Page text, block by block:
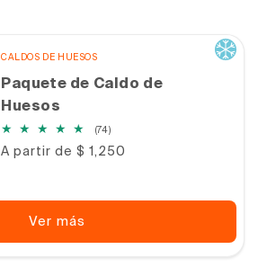
CALDOS DE HUESOS
Paquete de Caldo de
Huesos
(74)74
totales
Precio
A partir de $ 1,250
Ver más